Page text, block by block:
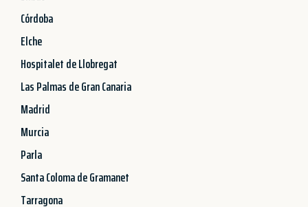
Córdoba
Elche
Hospitalet de Llobregat
Las Palmas de Gran Canaria
Madrid
Murcia
Parla
Santa Coloma de Gramanet
Tarragona